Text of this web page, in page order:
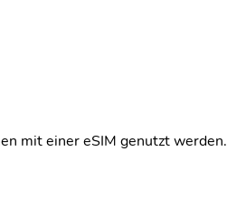
mit einer eSIM genutzt werden.